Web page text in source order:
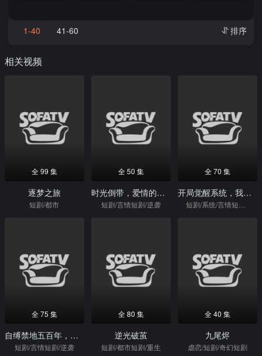
1-40 41-60 排序
相关视频
全 99 集
逐梦之旅
短剧/都市
全 50 集
时光倒带，爱情的冒险游戏
短剧/言情短剧/逆袭
全 70 集
开局觉醒系统，我靠出租学区房致富
全 75 集
自缚禁地五百年，我弃宗门当散修
短剧/言情短剧/逆袭
全 80 集
逆光破茧
短剧/都市短剧/重生
全 40 集
九尾烬
虐恋/短剧/奇幻短剧